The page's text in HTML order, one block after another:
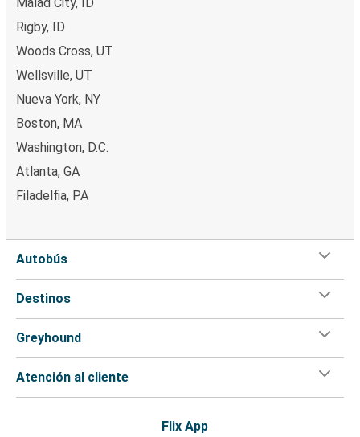
Rigby, ID
Woods Cross, UT
Wellsville, UT
Nueva York, NY
Boston, MA
Washington, D.C.
Atlanta, GA
Filadelfia, PA
Autobús
Destinos
Greyhound
Atención al cliente
Flix App